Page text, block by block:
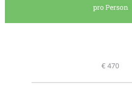
pro Person
€ 470